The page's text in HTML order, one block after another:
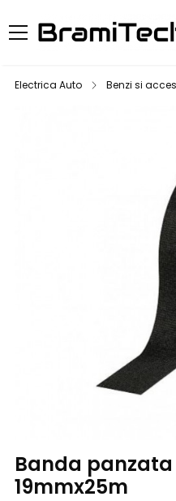
Electrica Auto Benzi si
Banda panzata
19mmx25m